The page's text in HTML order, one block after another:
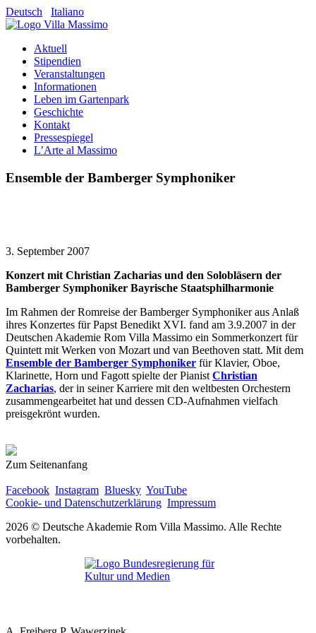
Deutsch Italiano
Aktuell
Stipendien
Veranstaltungen
Informationen
Leben im Gartenpark
Geschichte
Kontakt
Pressespiegel
L’Arte al Massimo
Ensemble der Bamberger Symphoniker
3. September 2007
Konzert mit Christian Zacharias und den Solobläsern der
Bamberger Symphoniker Bayrische Staatsphilharmonie
Im Rahmen der Romreise der Bamberger Symphoniker aus Anlaß
ihres Konzertes für Papst Benedikt XVI. fand am 3.9.2007 in der
Deutschen Akademie Rom Villa Massimo ein Sommerkonzert für
Quintett mit Werken von Mozart und van Beethoven statt. Mit dem
Ensemble der Bamberger Symphoniker für Klavier, Oboe,
Klarinette, Horn und Fagott spielte der Pianist Christian
Zacharias, der in seiner Karriere mit den weltbesten Orchestern
zusammengearbeitet hat und dessen CD-Aufnahmen vielfach
preisgekrönt wurden.
Zum Seitenanfang
Facebook Instagram Bluesky YouTube
Cookie- und Datenschutzerklärung Impressum
2026 © Deutsche Akademie Rom Villa Massimo. Alle Rechte
vorbehalten.